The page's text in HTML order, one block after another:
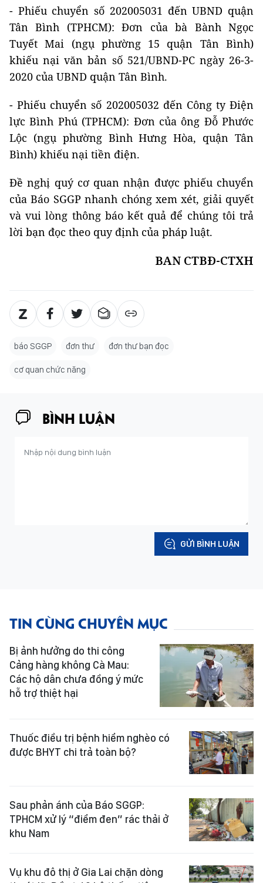
- Phiếu chuyển số 202005031 đến UBND quận
Tân Bình (TPHCM): Đơn của bà Bành Ngọc
Tuyết Mai (ngụ phường 15 quận Tân Bình)
khiếu nại văn bản số 521/UBND-PC ngày 26-3-
2020 của UBND quận Tân Bình.
- Phiếu chuyển số 202005032 đến Công ty Điện
lực Bình Phú (TPHCM): Đơn của ông Đỗ Phước
Lộc (ngụ phường Bình Hưng Hòa, quận Tân
Bình) khiếu nại tiền điện.
Đề nghị quý cơ quan nhận được phiếu chuyển
của Báo SGGP nhanh chóng xem xét, giải quyết
và vui lòng thông báo kết quả để chúng tôi trả
lời bạn đọc theo quy định của pháp luật.
BAN CTBĐ-CTXH
báo SGGP đơn thư đơn thư bạn đọc
cơ quan chức năng
BÌNH LUẬN
GỬI BÌNH LUẬN
TIN CÙNG CHUYÊN MỤC
Bị ảnh hưởng do thi công
Cảng hàng không Cà Mau:
Các hộ dân chưa đồng ý mức
hỗ trợ thiệt hại
Thuốc điều trị bệnh hiểm nghèo có
được BHYT chi trả toàn bộ?
Sau phản ánh của Báo SGGP:
TPHCM xử lý “điểm đen” rác thải ở
khu Nam
Vụ khu đô thị ở Gia Lai chặn dòng